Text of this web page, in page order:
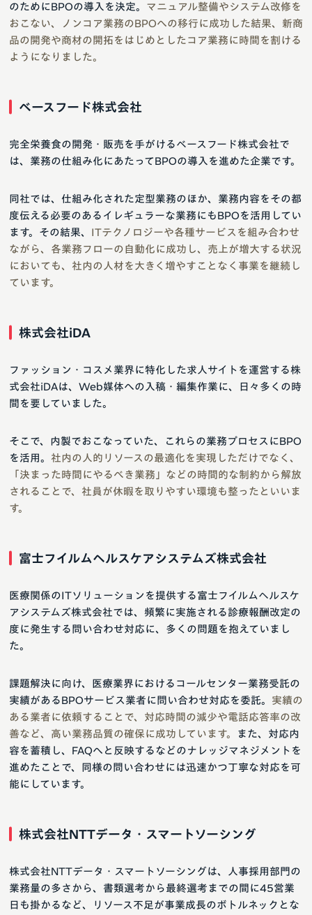
のためにBPOの導入を決定。 マニュアル整備やシステム改修を
おこない、ノンコア業務のBPOへの移行に成功した結果、新商
品の開発や商材の開拓をはじめとしたコア業務に時間を割ける
ようになりました。
ベースフード株式会社
完全栄養食の開発・販売を手がけるベースフード株式会社で
は、業務の仕組み化にあたってBPOの導入を進めた企業です。
同社では、仕組み化された定型業務のほか、業務内容をその都
度伝える必要のあるイレギュラーな業務にもBPOを活用してい
ます。その結果、 ITテクノロジーや各種サービスを組み合わせ
ながら、各業務フローの自動化に成功し、売上が増大する状況
においても、社内の人材を大きく増やすことなく事業を継続し
ています。
株式会社iDA
ファッション・コスメ業界に特化した求人サイトを運営する株
式会社iDAは、Web媒体への入稿・編集作業に、日々多くの時
間を要していました。
そこで、内製でおこなっていた、これらの業務プロセスにBPO
を活用。 社内の人的リソースの最適化を実現しただけでなく、
「決まった時間にやるべき業務」などの時間的な制約から解放
されることで、社員が休暇を取りやすい環境も整ったといいま
す。
富士フイルムヘルスケアシステムズ株式会社
医療関係のITソリューションを提供する富士フイルムヘルスケ
アシステムズ株式会社では、頻繁に実施される診療報酬改定の
度に発生する問い合わせ対応に、多くの問題を抱えていまし
た。
課題解決に向け、医療業界におけるコールセンター業務受託の
実績があるBPOサービス業者に問い合わせ対応を委託。 実績の
ある業者に依頼することで、対応時間の減少や電話応答率の改
善など、高い業務品質の確保に成功しています。
また、対応内
容を蓄積し、FAQへと反映するなどのナレッジマネジメントを
進めたことで、同様の問い合わせには迅速かつ丁寧な対応を可
能にしています。
株式会社NTTデータ・スマートソーシング
株式会社NTTデータ・スマートソーシングは、人事採用部門の
業務量の多さから、書類選考から最終選考までの間に45営業
日も掛かるなど、リソース不足が事業成長のボトルネックとな